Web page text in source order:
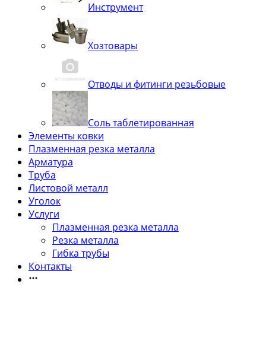
Инструмент
Хозтовары
Отводы и фитинги резьбовые
Соль таблетированная
Элементы ковки
Плазменная резка металла
Арматура
Труба
Листовой металл
Уголок
Услуги
Плазменная резка металла
Резка металла
Гибка трубы
Контакты